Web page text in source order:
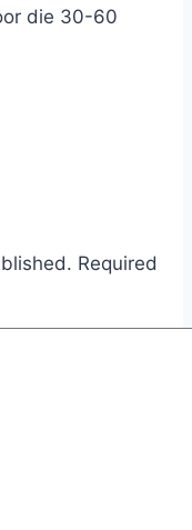
die 30-60
Required